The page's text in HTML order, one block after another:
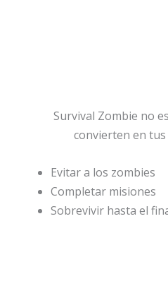
Survival Zombie no
convierten en
Evitar a los zombies
Completar misiones
Sobrevivir hasta el